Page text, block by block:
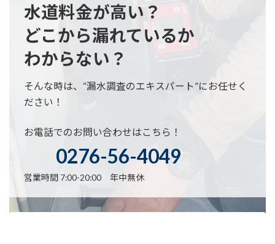
水道料金が高い？
どこから漏れているか
わからない？
そんな時は、“漏水調査のエキスパート”にお任せく
ださい！
お電話でのお問い合わせはこちら！
0276-56-4049
営業時間 7:00-20:00 年中無休